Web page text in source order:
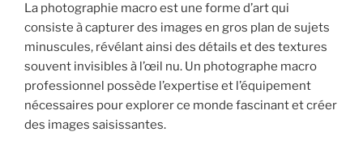
La photographie macro est une forme d’art qui
consiste à capturer des images en gros plan de sujets
minuscules, révélant ainsi des détails et des textures
souvent invisibles à l’œil nu. Un photographe macro
professionnel possède l’expertise et l’équipement
nécessaires pour explorer ce monde fascinant et créer
des images saisissantes.